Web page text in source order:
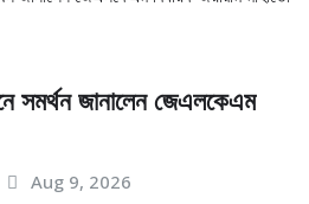
সমর্থন জানালেন জেএলকেএম
Aug 9, 2026